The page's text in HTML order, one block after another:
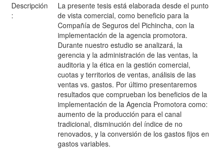
Descripción
:
La presente tesis está elaborada desde el punto
de vista comercial, como beneficio para la
Compañía de Seguros del Pichincha, con la
implementación de la agencia promotora.
Durante nuestro estudio se analizará, la
gerencia y la administración de las ventas, la
auditoria y la ética en la gestión comercial,
cuotas y territorios de ventas, análisis de las
ventas vs. gastos. Por último presentaremos
resultados que comprueban los beneficios de la
implementación de la Agencia Promotora como:
aumento de la producción para el canal
tradicional, disminución del índice de no
renovados, y la conversión de los gastos fijos en
gastos variables.